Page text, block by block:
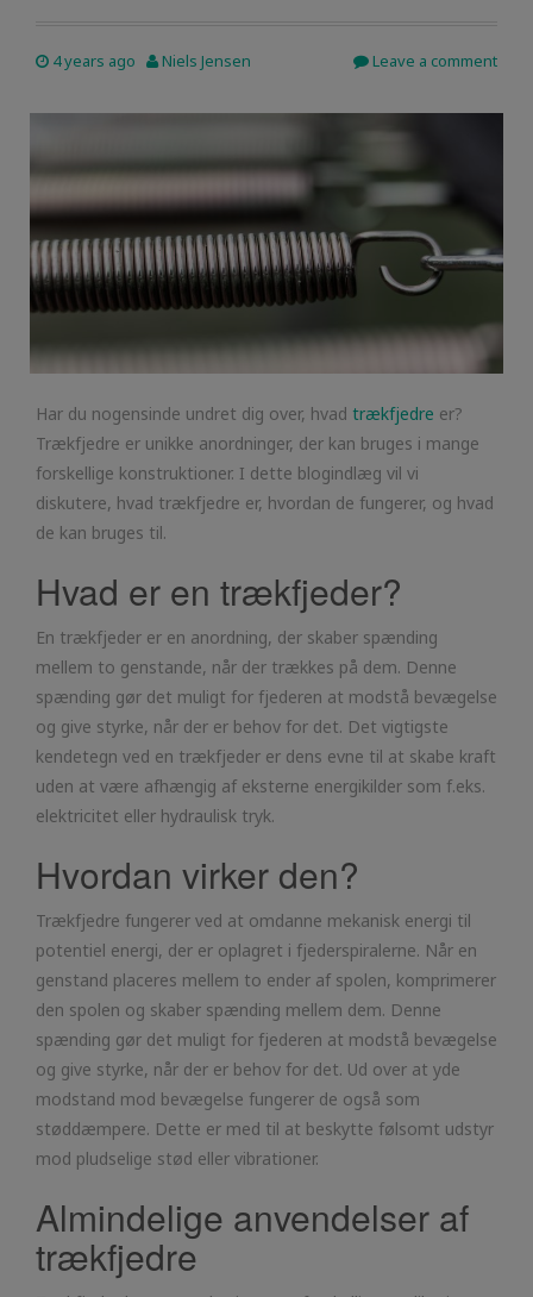
4 years ago Niels Jensen Leave a comment
Har du nogensinde undret dig over, hvad trækfjedre er?
Trækfjedre er unikke anordninger, der kan bruges i mange
forskellige konstruktioner. I dette blogindlæg vil vi
diskutere, hvad trækfjedre er, hvordan de fungerer, og hvad
de kan bruges til.
Hvad er en trækfjeder?
En trækfjeder er en anordning, der skaber spænding
mellem to genstande, når der trækkes på dem. Denne
spænding gør det muligt for fjederen at modstå bevægelse
og give styrke, når der er behov for det. Det vigtigste
kendetegn ved en trækfjeder er dens evne til at skabe kraft
uden at være afhængig af eksterne energikilder som f.eks.
elektricitet eller hydraulisk tryk.
Hvordan virker den?
Trækfjedre fungerer ved at omdanne mekanisk energi til
potentiel energi, der er oplagret i fjederspiralerne. Når en
genstand placeres mellem to ender af spolen, komprimerer
den spolen og skaber spænding mellem dem. Denne
spænding gør det muligt for fjederen at modstå bevægelse
og give styrke, når der er behov for det. Ud over at yde
modstand mod bevægelse fungerer de også som
støddæmpere. Dette er med til at beskytte følsomt udstyr
mod pludselige stød eller vibrationer.
Almindelige anvendelser af
trækfjedre